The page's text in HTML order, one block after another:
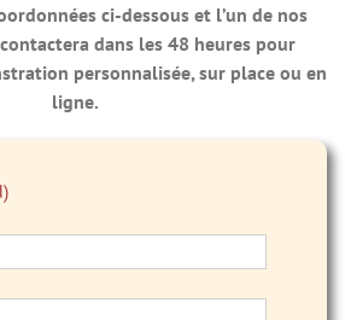
ci-dessous et l’un de nos
dans les 48 heures pour
personnalisée, sur place ou en
ligne.